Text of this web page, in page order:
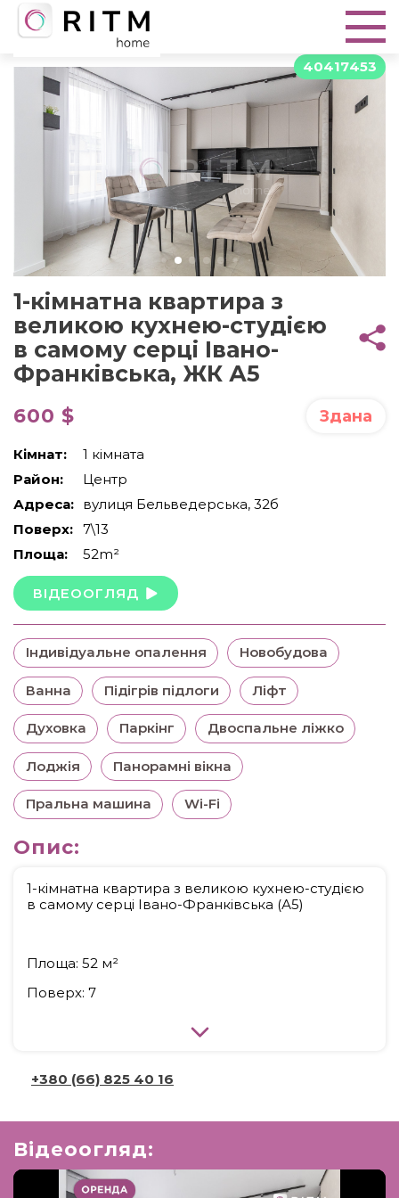
40417453
1-кімнатна квартира з
великою кухнею-студією
в самому серці Івано-
Франківська, ЖК А5
600 $ Здана
Кімнат:
1 кімната
Район:
Центр
Адреса: вулиця Бельведерська, 32б
Поверх: 7\13
Площа:
52m²
ВІДЕООГЛЯД
Індивідуальне опалення Новобудова
Ванна Підігрів підлоги Ліфт
Духовка Паркінг Двоспальне ліжко
Лоджія Панорамні вікна
Пральна машина Wi-Fi
Опис:
1-кімнатна квартира з великою кухнею-студією
в самому серці Івано-Франківська (А5)
Площа: 52 м²
Поверх: 7
• Велика кухня-студія — простора, наповнена
світлом, ідеальна для комфортного
проживання та приємних вечорів.
+380 (66) 825 40 16
Відеоогляд: